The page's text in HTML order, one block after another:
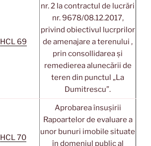
HCL 69
nr. 2 la contractul de lucrări
nr. 9678/08.12.2017,
privind obiectivul lucrprilor
de amenajare a terenului ,
prin consollidarea și
remedierea alunecării de
teren din punctul „La
Dumitrescu”.
HCL 70
Aprobarea însușirii
Rapoartelor de evaluare a
unor bunuri imobile situate
în domeniul public al